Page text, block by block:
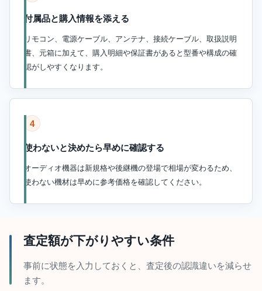
付属品と購入情報を添える
リモコン、電源ケーブル、アンテナ、接続ケーブル、取扱説明
書、元箱に加えて、購入明細や保証書があると型番や構成の確
認がしやすくなります。
4
使わないと決めたら早めに確認する
オーディオ機器は新規格や後継機の登場で相場が変わるため、
使わない機材は早めに参考価格を確認してください。
査定額が下がりやすい条件
事前に状態を入力しておくと、査定後の認識違いを減らせ
ます。